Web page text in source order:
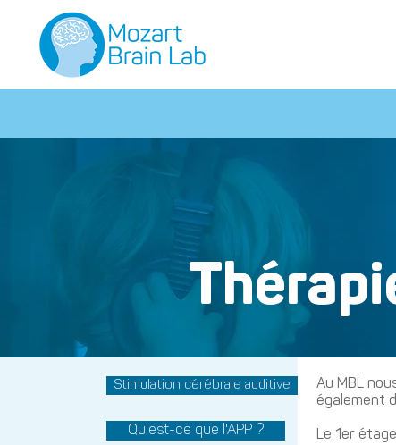
Stimulation cérébrale auditive
Qu'est-ce que l'APP ?
Au MBL
également
Le 1er